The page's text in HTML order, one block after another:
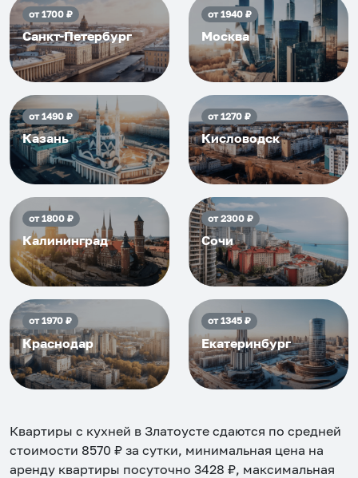
от1700₽
Санкт-Петербург
от1940₽
Москва
от1490₽
Казань
от1270₽
Кисловодск
от1800₽
Калининград
от2300₽
Сочи
от1970₽
Краснодар
от1345₽
Екатеринбург
Квартиры с кухней в Златоусте сдаются по средней
стоимости 8570 ₽ за сутки, минимальная цена на
аренду квартиры посуточно 3428 ₽, максимальная